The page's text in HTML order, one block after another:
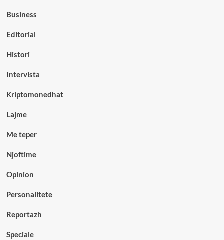
Business
Editorial
Histori
Intervista
Kriptomonedhat
Lajme
Me teper
Njoftime
Opinion
Personalitete
Reportazh
Speciale